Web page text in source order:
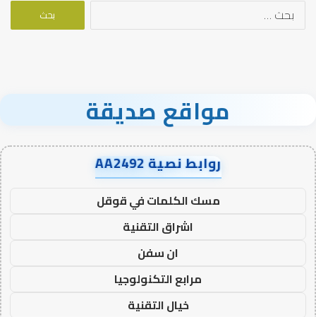
البحث
مواقع صديقة
روابط نصية AA2492
مسك الكلمات في قوقل
اشراق التقنية
ان سفن
مرابع التكنولوجيا
خيال التقنية